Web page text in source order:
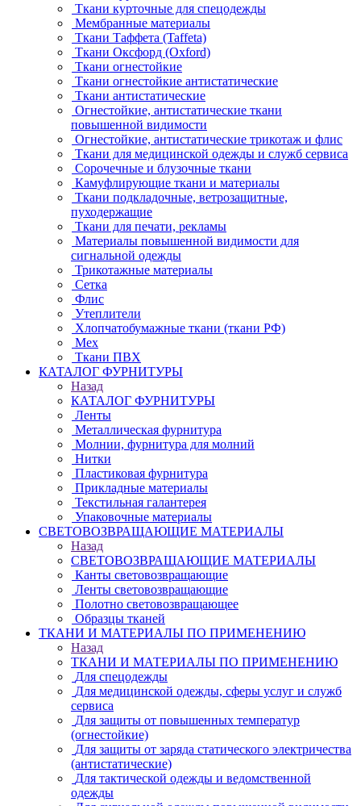
Ткани курточные для спецодежды
Мембранные материалы
Ткани Таффета (Taffeta)
Ткани Оксфорд (Oxford)
Ткани огнестойкие
Ткани огнестойкие антистатические
Ткани антистатические
Огнестойкие, антистатические ткани
повышенной видимости
Огнестойкие, антистатические трикотаж и флис
Ткани для медицинской одежды и служб сервиса
Сорочечные и блузочные ткани
Камуфлирующие ткани и материалы
Ткани подкладочные, ветрозащитные,
пуходержащие
Ткани для печати, рекламы
Материалы повышенной видимости для
сигнальной одежды
Трикотажные материалы
Сетка
Флис
Утеплители
Хлопчатобумажные ткани (ткани РФ)
Мех
Ткани ПВХ
КАТАЛОГ ФУРНИТУРЫ
Назад
КАТАЛОГ ФУРНИТУРЫ
Ленты
Металлическая фурнитура
Молнии, фурнитура для молний
Нитки
Пластиковая фурнитура
Прикладные материалы
Текстильная галантерея
Упаковочные материалы
СВЕТОВОЗВРАЩАЮЩИЕ МАТЕРИАЛЫ
Назад
СВЕТОВОЗВРАЩАЮЩИЕ МАТЕРИАЛЫ
Канты световозвращающие
Ленты световозвращающие
Полотно световозвращающее
Образцы тканей
ТКАНИ И МАТЕРИАЛЫ ПО ПРИМЕНЕНИЮ
Назад
ТКАНИ И МАТЕРИАЛЫ ПО ПРИМЕНЕНИЮ
Для спецодежды
Для медицинской одежды, сферы услуг и служб
сервиса
Для защиты от повышенных температур
(огнестойкие)
Для защиты от заряда статического электричества
(антистатические)
Для тактической одежды и ведомственной
одежды